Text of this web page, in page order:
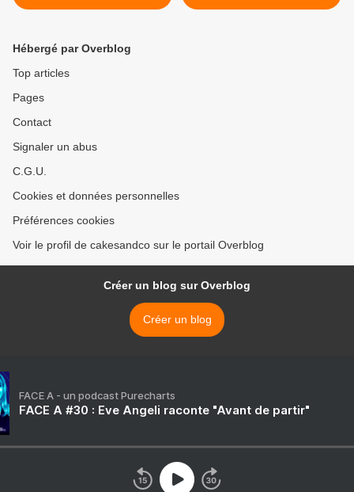
Hébergé par Overblog
Top articles
Pages
Contact
Signaler un abus
C.G.U.
Cookies et données personnelles
Préférences cookies
Voir le profil de cakesandco sur le portail Overblog
Créer un blog sur Overblog
Créer un blog
FACE A - un podcast Purecharts
FACE A #30 : Eve Angeli raconte "Avant de partir"